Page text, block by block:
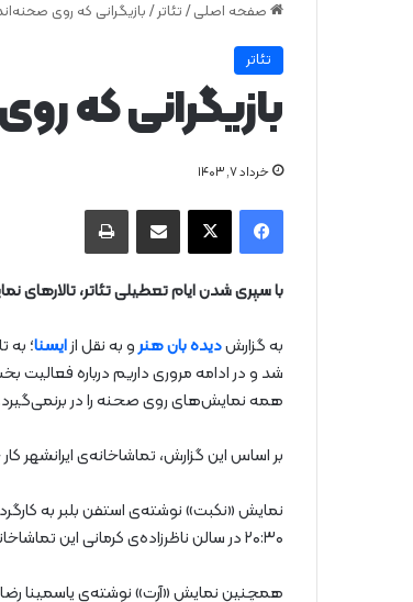
صفحه اصلی / تئاتر/ بازیگرانی که روی
تئاتر
بازیگرانی که
خرداد ۷, ۱۴۰۳
فیس بوک X از طریق ایمیل به اشتراک بگذارید چاپ
با سپری شدن ایام تعطیلی تئاتر،
به گزارشدیده بان هنرو به نقل ازایسنا؛ به
شد و در ادامه مروری داریم درباره
همه نمایش‌های روی صحنه را در برنمی‌گیرد.
بر اساس این گزارش، تماشاخانه‌ی ایرانشهر
نمایش «نکبت» نوشته‌ی استفن بلبر به
۲۰:۳۰ در سالن ناظرزاده‌ی کرمانی این تماشاخانه روی صحنه است.